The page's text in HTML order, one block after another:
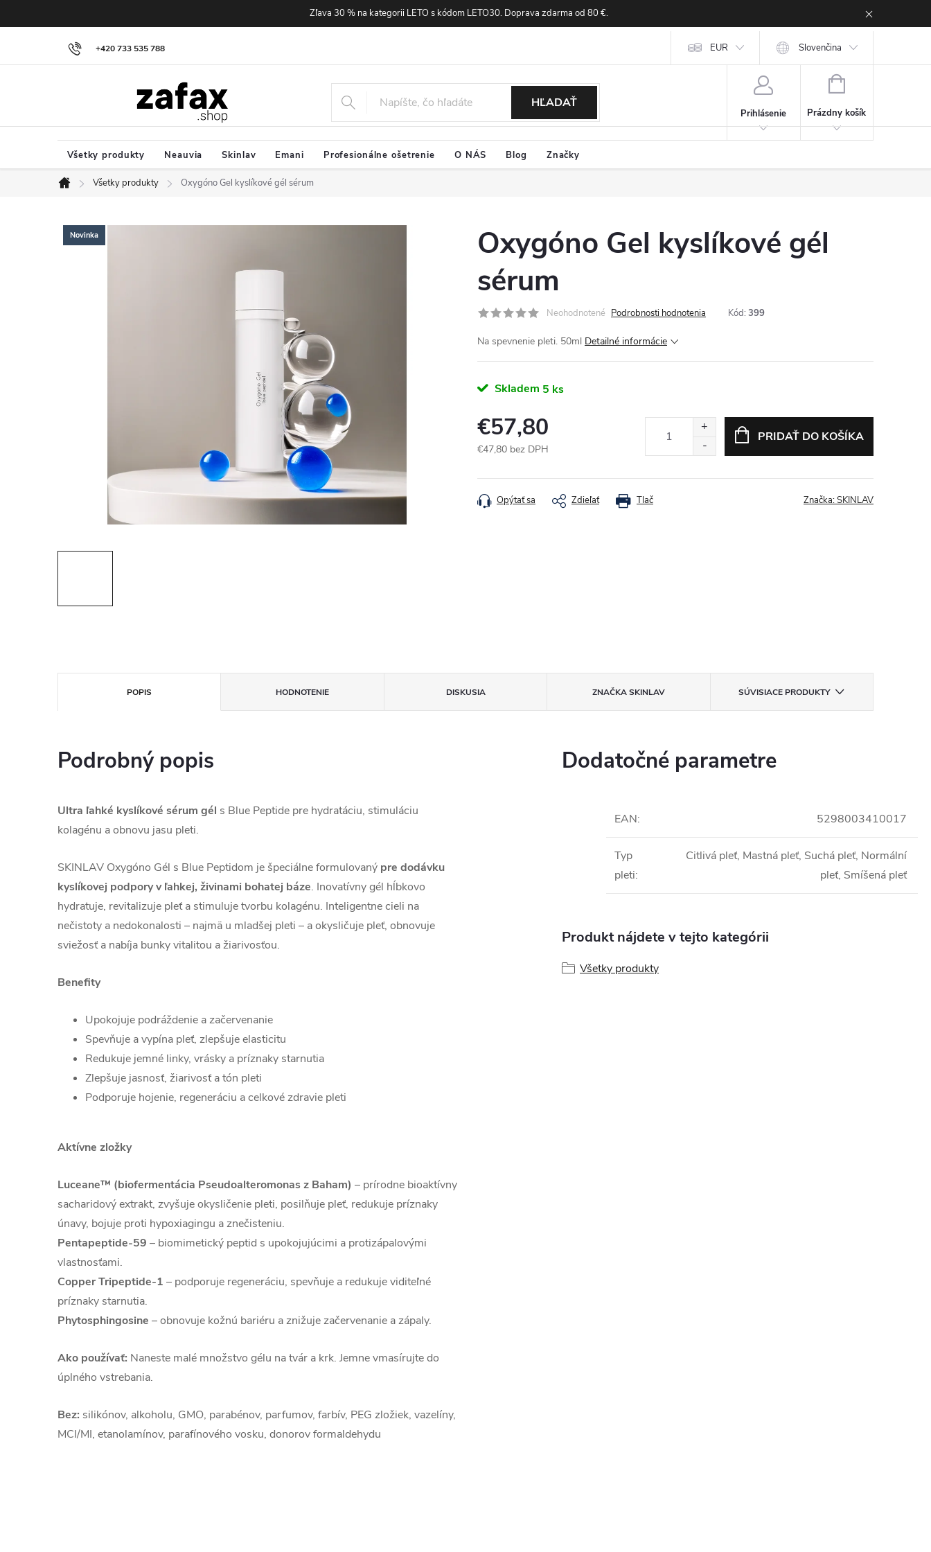
Zľava 30 % na kategorii LETO s kódom LETO30. Doprava zdarma od 80 €.
+420 733 535 788 EUR Slovenčina
HĽADAŤ
Prihlásenie
NÁKUPNÝ KOŠÍK
Prázdny košík
Všetky produkty Neauvia Skinlav Emani Profesionálne ošetrenie O NÁS Blog Značky
Domov
Všetky produkty Oxygóno Gel kyslíkové gél sérum
Novinka
Oxygóno Gel kyslíkové gél
sérum
Neohodnotené Podrobnosti hodnotenia Kód: 399
Na spevnenie pleti. 50ml Detailné informácie
Skladem 5 ks
€57,80
€47,80 bez DPH
PRIDAŤ DO KOŠÍKA
Tlač
Opýtať sa Zdieľať Značka:SKINLAV
POPIS HODNOTENIE DISKUSIA ZNAČKASKINLAV SÚVISIACE PRODUKTY
Podrobný popis
Ultra ľahké kyslíkové sérum gél s Blue Peptide pre hydratáciu, stimuláciu
kolagénu a obnovu jasu pleti.
SKINLAV Oxygóno Gél s Blue Peptidom je špeciálne formulovaný pre dodávku
kyslíkovej podpory v ľahkej, živinami bohatej báze. Inovatívny gél hĺbkovo
hydratuje, revitalizuje pleť a stimuluje tvorbu kolagénu. Inteligentne cieli na
nečistoty a nedokonalosti – najmä u mladšej pleti – a okysličuje pleť, obnovuje
sviežosť a nabíja bunky vitalitou a žiarivosťou.
Benefity
Upokojuje podráždenie a začervenanie
Spevňuje a vypína pleť, zlepšuje elasticitu
Redukuje jemné linky, vrásky a príznaky starnutia
Zlepšuje jasnosť, žiarivosť a tón pleti
Podporuje hojenie, regeneráciu a celkové zdravie pleti
Aktívne zložky
Luceane™ (biofermentácia Pseudoalteromonas z Baham) – prírodne bioaktívny
sacharidový extrakt, zvyšuje okysličenie pleti, posilňuje pleť, redukuje príznaky
únavy, bojuje proti hypoxiagingu a znečisteniu.
Pentapeptide-59 – biomimetický peptid s upokojujúcimi a protizápalovými
vlastnosťami.
Copper Tripeptide-1 – podporuje regeneráciu, spevňuje a redukuje viditeľné
príznaky starnutia.
Phytosphingosine – obnovuje kožnú bariéru a znižuje začervenanie a zápaly.
Ako používať: Naneste malé množstvo gélu na tvár a krk. Jemne vmasírujte do
úplného vstrebania.
Bez: silikónov, alkoholu, GMO, parabénov, parfumov, farbív, PEG zložiek, vazelíny,
MCI/MI, etanolamínov, parafínového vosku, donorov formaldehydu
Dodatočné parametre
EAN: 5298003410017
Typ
pleti:
Citlivá pleť, Mastná pleť, Suchá pleť, Normální
pleť, Smíšená pleť
Produkt nájdete v tejto kategórii
Všetky produkty